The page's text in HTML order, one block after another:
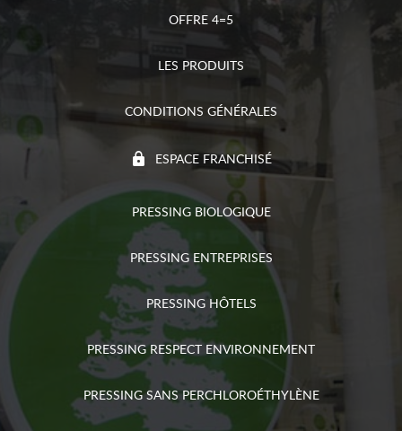
OFFRE 4=5
LES PRODUITS
CONDITIONS GÉNÉRALES
ESPACE FRANCHISÉ
PRESSING BIOLOGIQUE
PRESSING ENTREPRISES
PRESSING HÔTELS
PRESSING RESPECT ENVIRONNEMENT
PRESSING SANS PERCHLOROÉTHYLÈNE